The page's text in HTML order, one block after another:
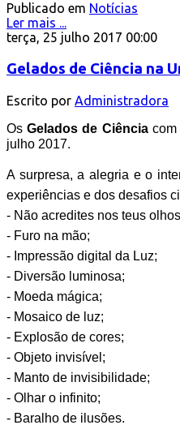
Publicado em Notícias
Ler mais ...
terça, 25 julho 2017 00:00
Gelados de Ciência na
Escrito por Administradora
OsGelados de Ciênciacom
julho 2017.
A surpresa, a alegria e o
experiências e dos desafios
- Não acredites nos teus
- Furo na mão;
- Impressão digital da Luz;
- Diversão luminosa;
- Moeda mágica;
- Mosaico de luz;
- Explosão de cores;
- Objeto invisível;
- Manto de invisibilidade;
- Olhar o infinito;
- Baralho de ilusões.